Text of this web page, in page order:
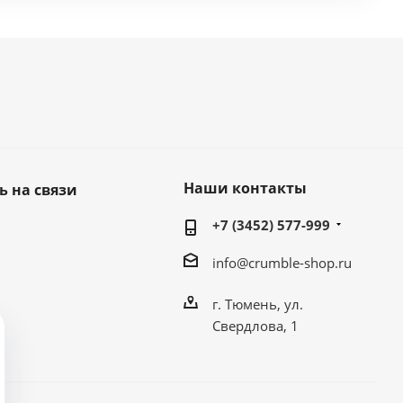
на связи Наши контакты
+7 (3452) 577-999
info@crumble-shop.ru
г. Тюмень, ул.
Свердлова, 1